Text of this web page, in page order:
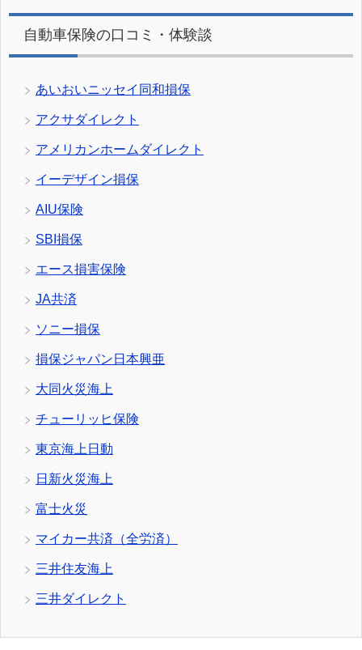
自動車保険の口コミ・体験談
あいおいニッセイ同和損保
アクサダイレクト
アメリカンホームダイレクト
イーデザイン損保
AIU保険
SBI損保
エース損害保険
JA共済
ソニー損保
損保ジャパン日本興亜
大同火災海上
チューリッヒ保険
東京海上日動
日新火災海上
富士火災
マイカー共済（全労済）
三井住友海上
三井ダイレクト